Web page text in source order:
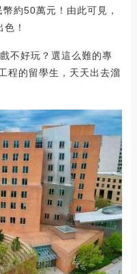
約50萬元！由此可見，
！
不好玩？選這么難的專
程的留學生，天天出去溜